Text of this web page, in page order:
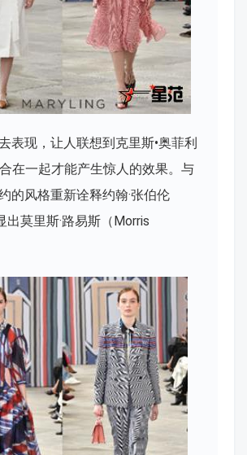
表现，让人联想到克里斯•奥菲利
在一起才能产生惊人的效果。与
的风格重新诠释约翰·张伯伦
出莫里斯·路易斯（Morris